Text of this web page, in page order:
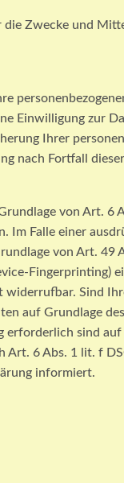
Zwecke und
Einwilligung zur
Ihrer
nach Fortfall
von Art. 6
Im Falle einer
von Art. 49
Fingerprinting)
widerrufbar. Sind
auf Grundlage
erforderlich sind
Art. 6 Abs. 1 lit. f
informiert.